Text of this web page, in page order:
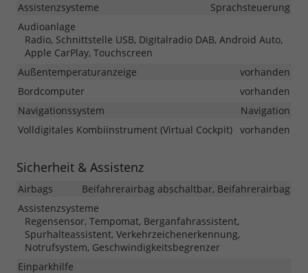
Assistenzsysteme
Sprachsteuerung
Audioanlage
Radio, Schnittstelle USB, Digitalradio DAB, Android Auto,
Apple CarPlay, Touchscreen
Außentemperaturanzeige
vorhanden
Bordcomputer
vorhanden
Navigationssystem
Navigation
Volldigitales Kombiinstrument (Virtual Cockpit) vorhanden
Sicherheit & Assistenz
Airbags
Beifahrerairbag abschaltbar, Beifahrerairbag
Assistenzsysteme
Regensensor, Tempomat, Berganfahrassistent,
Spurhalteassistent, Verkehrzeichenerkennung,
Notrufsystem, Geschwindigkeitsbegrenzer
Einparkhilfe